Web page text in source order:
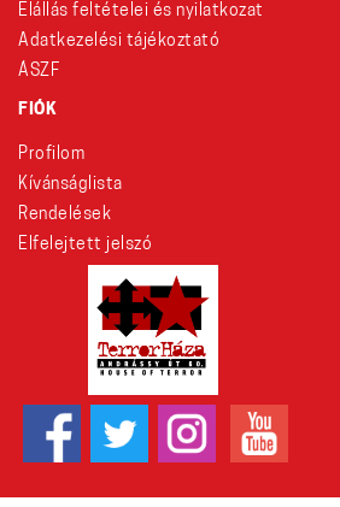
Elállás feltételei és nyilatkozat
Adatkezelési tájékoztató
ÁSZF
FIÓK
Profilom
Kívánságlista
Rendelések
Elfelejtett jelszó